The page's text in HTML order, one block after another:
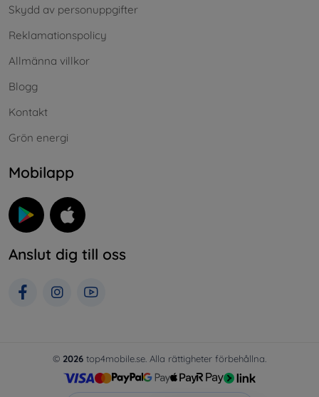
Skydd av personuppgifter
Reklamationspolicy
Allmänna villkor
Blogg
Kontakt
Grön energi
Mobilapp
Anslut dig till oss
© 2026 top4mobile.se. Alla rättigheter förbehållna.